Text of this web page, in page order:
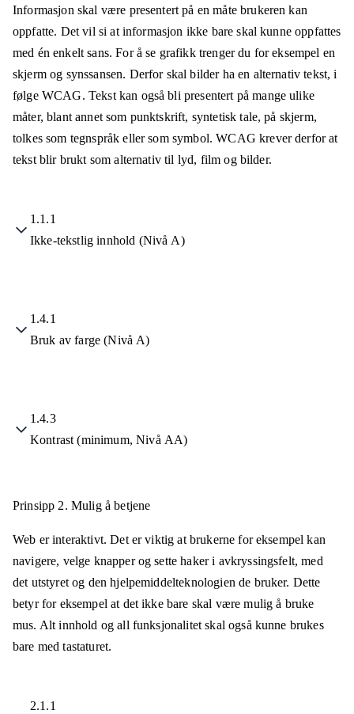
Informasjon skal være presentert på en måte brukeren kan
oppfatte. Det vil si at informasjon ikke bare skal kunne oppfattes
med én enkelt sans. For å se grafikk trenger du for eksempel en
skjerm og synssansen. Derfor skal bilder ha en alternativ tekst, i
følge WCAG. Tekst kan også bli presentert på mange ulike
måter, blant annet som punktskrift, syntetisk tale, på skjerm,
tolkes som tegnspråk eller som symbol. WCAG krever derfor at
tekst blir brukt som alternativ til lyd, film og bilder.
1.1.1
Ikke-tekstlig innhold (Nivå A)
1.4.1
Bruk av farge (Nivå A)
1.4.3
Kontrast (minimum, Nivå AA)
Prinsipp 2. Mulig å betjene
Web er interaktivt. Det er viktig at brukerne for eksempel kan
navigere, velge knapper og sette haker i avkryssingsfelt, med
det utstyret og den hjelpemiddelteknologien de bruker. Dette
betyr for eksempel at det ikke bare skal være mulig å bruke
mus. Alt innhold og all funksjonalitet skal også kunne brukes
bare med tastaturet.
2.1.1